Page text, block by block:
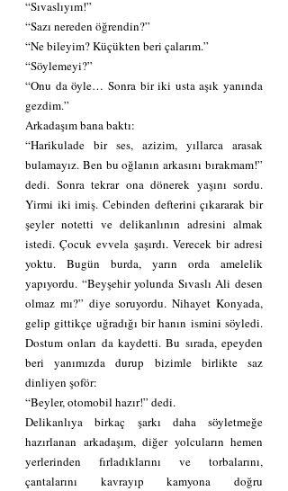
“Sıvaslıyım!”
“Sazı nereden öğrendin?”
“Ne bileyim? Küçükten beri çalarım.”
“Söylemeyi?”
“Onu da öyle… Sonra bir iki usta aşık yanında
gezdim.”
Arkadaşım bana baktı:
“Harikulade bir ses, azizim, yıllarca arasak
bulamayız. Ben bu oğlanın arkasını bırakmam!”
dedi. Sonra tekrar ona dönerek yaşını sordu.
Yirmi iki imiş. Cebinden defterini çıkararak bir
şeyler notetti ve delikanlının adresini almak
istedi. Çocuk evvela şaşırdı. Verecek bir adresi
yoktu. Bugün burda, yarın orda amelelik
yapıyordu. “Beyşehir yolunda Sıvaslı Ali desen
olmaz mı?” diye soruyordu. Nihayet Konyada,
gelip gittikçe uğradığı bir hanın ismini söyledi.
Dostum onları da kaydetti. Bu sırada, epeyden
beri yanımızda durup bizimle birlikte saz
dinliyen şoför:
“Beyler, otomobil hazır!” dedi.
Delikanlıya birkaç şarkı daha söyletmeğe
hazırlanan arkadaşım, diğer yolcuların hemen
yerlerinden fırladıklarını ve torbalarını,
çantalarını kavrayıp kamyona doğru